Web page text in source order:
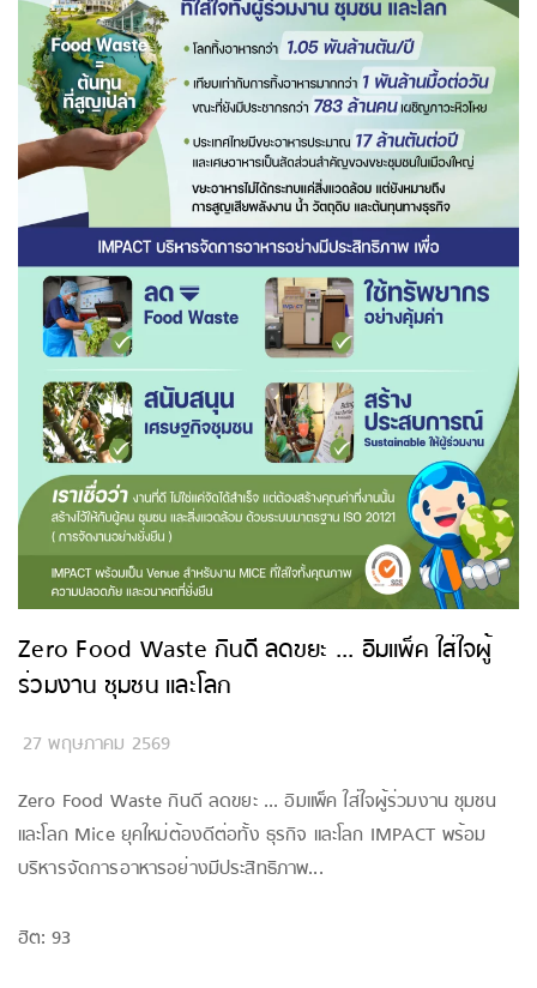
Zero Food Waste กินดี ลดขยะ ... อิมแพ็ค ใส่ใจผู้
ร่วมงาน ชุมชน และโลก
27 พฤษภาคม 2569
Zero Food Waste กินดี ลดขยะ ... อิมแพ็ค ใส่ใจผู้ร่วมงาน ชุมชน
และโลก Mice ยุคใหม่ต้องดีต่อทั้ง ธุรกิจ และโลก IMPACT พร้อม
บริหารจัดการอาหารอย่างมีประสิทธิภาพ...
ฮิต: 93